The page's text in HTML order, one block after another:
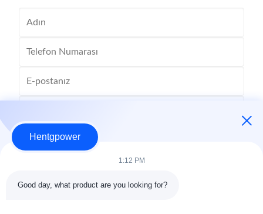
Hentgpower
1:12 PM
Good day, what product are you looking for?